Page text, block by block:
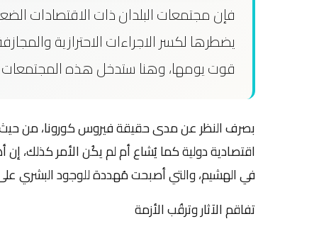
فإن مجتمعات البلدان ذات الاقتصادات
يضطرها لكسر الاجراءات الاحترازية
قوت يومها، وهنا ستدخل هذه المجتمعات
بصرف النظر عن مدى حقيقة فيروس كورونا، من
اقتصادية دولية كما يُشاع أم لم يكُن الأمر كذلك، إن
في الهشيم، والتي أصبحت مُهددة للوجود البشري
تفاقم الآثار وترقُب الأزمة